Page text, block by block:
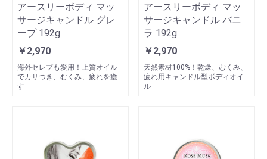
アースリーボディ マッ
サージキャンドル グレ
ープ 192g
￥2,970
海外セレブも愛用！上質オイル
でカサつき、むくみ、疲れを癒
す
アースリーボディ マッ
サージキャンドル バニ
ラ 192g
￥2,970
天然素材100%！乾燥、むくみ、
疲れ用キャンドル型ボディオイ
ル